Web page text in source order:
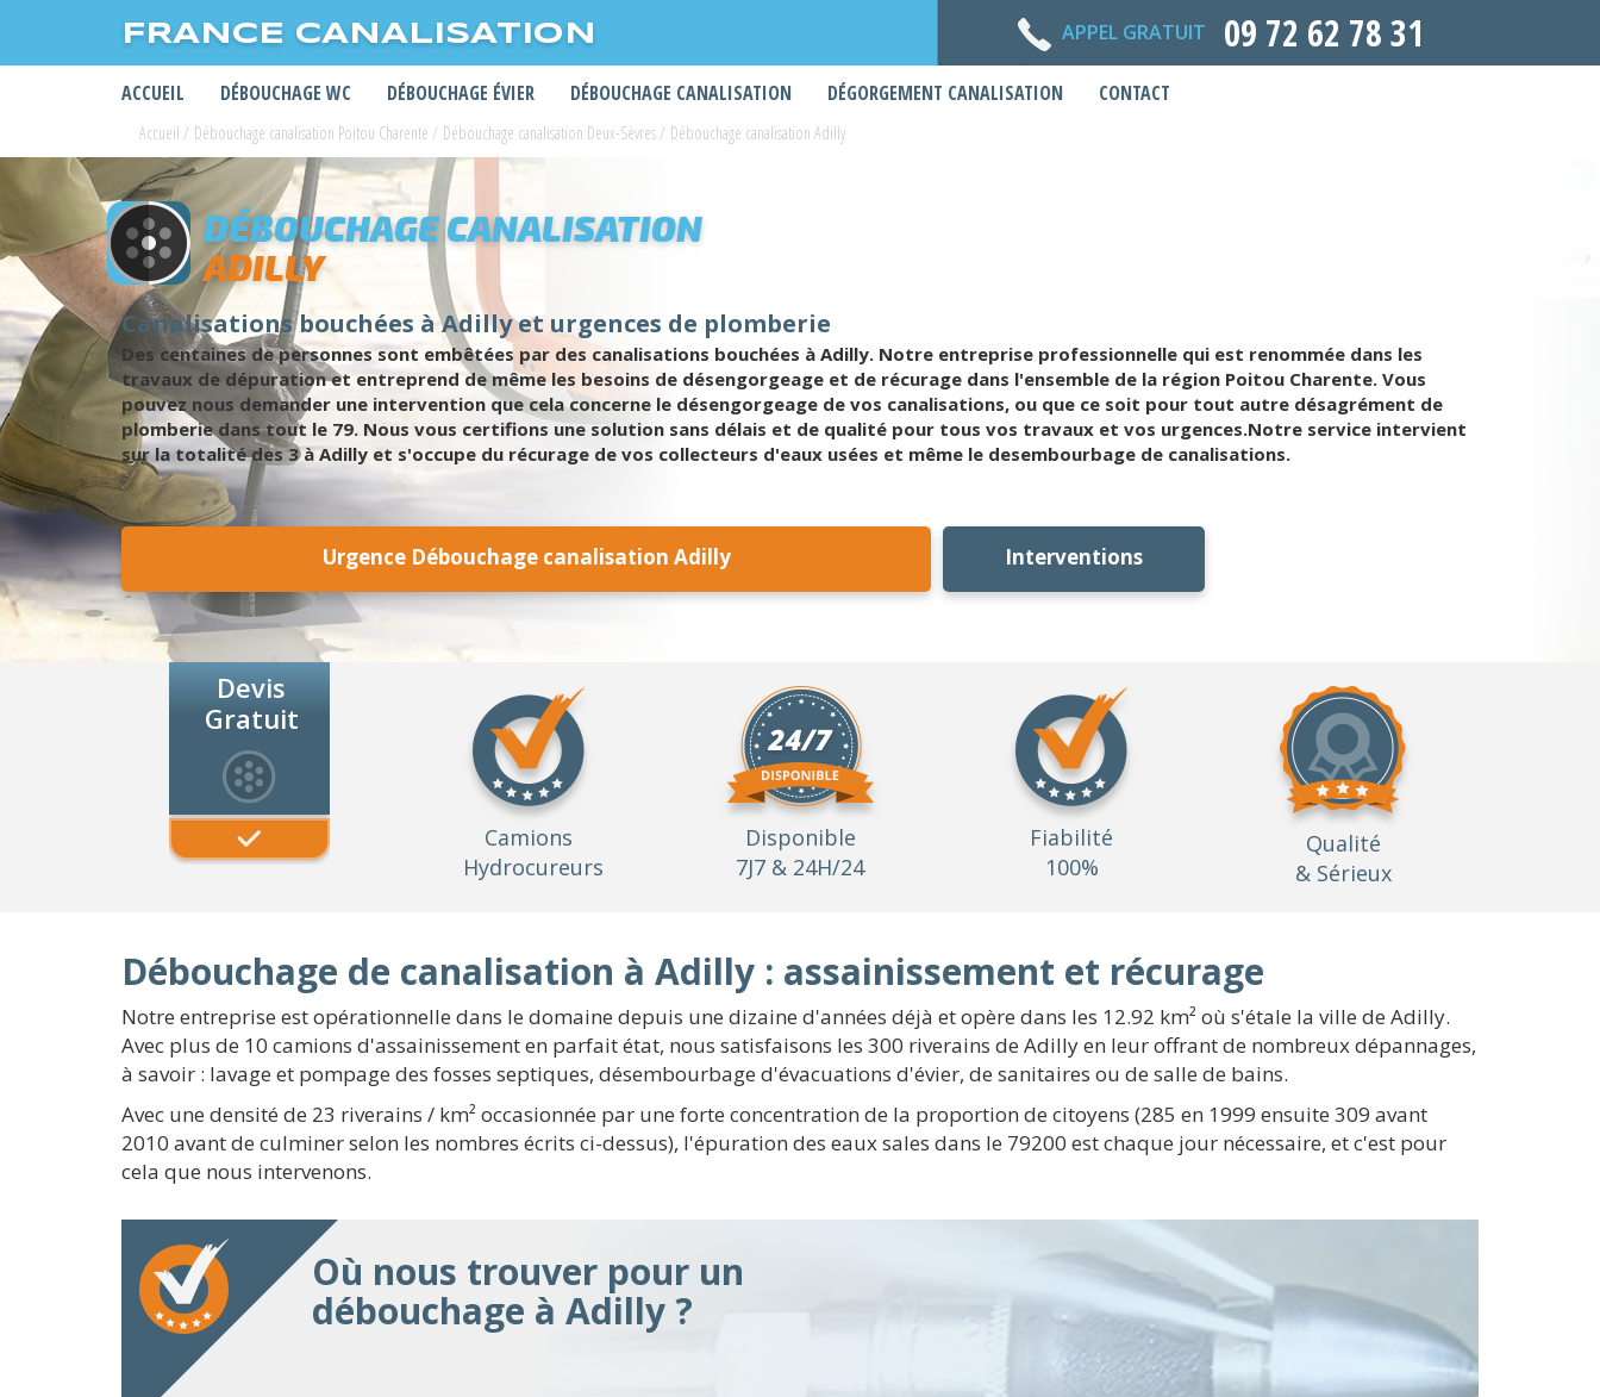
FRANCE CANALISATION APPEL GRATUIT 09 72 62 78 31
ACCUEIL DÉBOUCHAGE WC DÉBOUCHAGE ÉVIER DÉBOUCHAGE CANALISATION DÉGORGEMENT CANALISATION CONTACT
Accueil / Débouchage canalisation Poitou Charente / Débouchage canalisation Deux-Sèvres/ Débouchage canalisation Adilly
DÉBOUCHAGE CANALISATION
ADILLY
Canalisations bouchées à Adilly et urgences de plomberie
Des centaines de personnes sont embêtées par des canalisations bouchées à Adilly. Notre entreprise professionnelle qui est renommée dans les
travaux de dépuration et entreprend de même les besoins de désengorgeage et de récurage dans l'ensemble de la région Poitou Charente. Vous
pouvez nous demander une intervention que cela concerne le désengorgeage de vos canalisations, ou que ce soit pour tout autre désagrément de
plomberie dans tout le 79. Nous vous certifions une solution sans délais et de qualité pour tous vos travaux et vos urgences.Notre service intervient
sur la totalité des 3 à Adilly et s'occupe du récurage de vos collecteurs d'eaux usées et même le desembourbage de canalisations.
Urgence Débouchage canalisation Adilly Interventions
Devis
Gratuit
Camions
Hydrocureurs
Disponible
7J7 & 24H/24
Fiabilité
100%
Qualité
& Sérieux
Débouchage de canalisation à Adilly : assainissement et récurage
Notre entreprise est opérationnelle dans le domaine depuis une dizaine d'années déjà et opère dans les 12.92 km² où s'étale la ville de Adilly.
Avec plus de 10 camions d'assainissement en parfait état, nous satisfaisons les 300 riverains de Adilly en leur offrant de nombreux dépannages,
à savoir : lavage et pompage des fosses septiques, désembourbage d'évacuations d'évier, de sanitaires ou de salle de bains.
Avec une densité de 23 riverains / km² occasionnée par une forte concentration de la proportion de citoyens (285 en 1999 ensuite 309 avant
2010 avant de culminer selon les nombres écrits ci-dessus), l'épuration des eaux sales dans le 79200 est chaque jour nécessaire, et c'est pour
cela que nous intervenons.
Où nous trouver pour un
débouchage à Adilly ?